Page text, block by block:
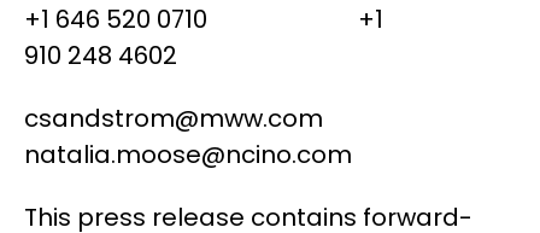
+1 646 520 0710 +1
910 248 4602
csandstrom@mww.com
natalia.moose@ncino.com
This press release contains forward-